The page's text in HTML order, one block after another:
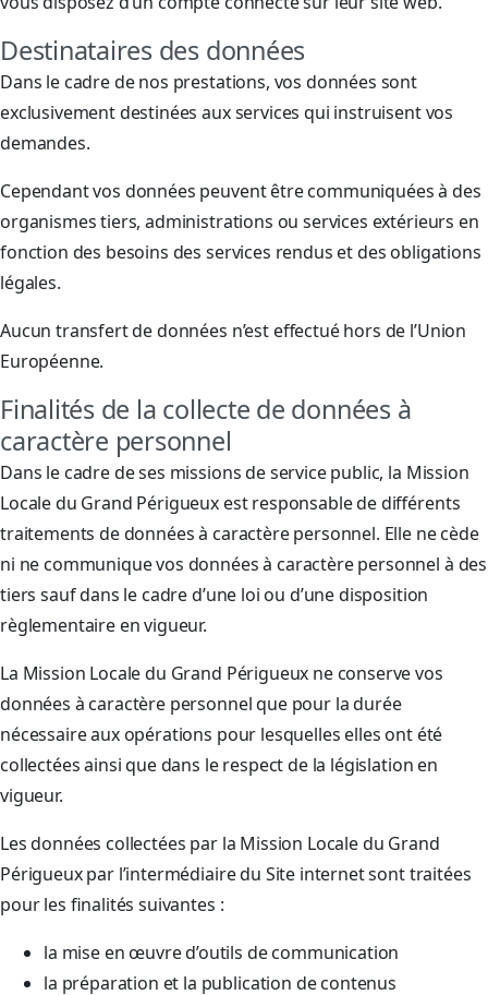
Destinataires des données
Dans le cadre de nos prestations, vos données sont
exclusivement destinées aux services qui instruisent vos
demandes.
Cependant vos données peuvent être communiquées à des
organismes tiers, administrations ou services extérieurs en
fonction des besoins des services rendus et des obligations
légales.
Aucun transfert de données n’est effectué hors de l’Union
Européenne.
Finalités de la collecte de données à
caractère personnel
Dans le cadre de ses missions de service public, la Mission
Locale du Grand Périgueux est responsable de différents
traitements de données à caractère personnel. Elle ne cède
ni ne communique vos données à caractère personnel à des
tiers sauf dans le cadre d’une loi ou d’une disposition
règlementaire en vigueur.
La Mission Locale du Grand Périgueux ne conserve vos
données à caractère personnel que pour la durée
nécessaire aux opérations pour lesquelles elles ont été
collectées ainsi que dans le respect de la législation en
vigueur.
Les données collectées par la Mission Locale du Grand
Périgueux par l’intermédiaire du Site internet sont traitées
pour les finalités suivantes :
la mise en œuvre d’outils de communication
la préparation et la publication de contenus